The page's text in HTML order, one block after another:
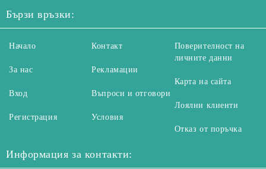
Бързи връзки:
Начало
За нас
Вход
Регистрация
Контакт
Рекламации
Въпроси и отговори
Условия
Поверителност на
личните данни
Карта на сайта
Лоялни клиенти
Отказ от поръчка
Информация за контакти: